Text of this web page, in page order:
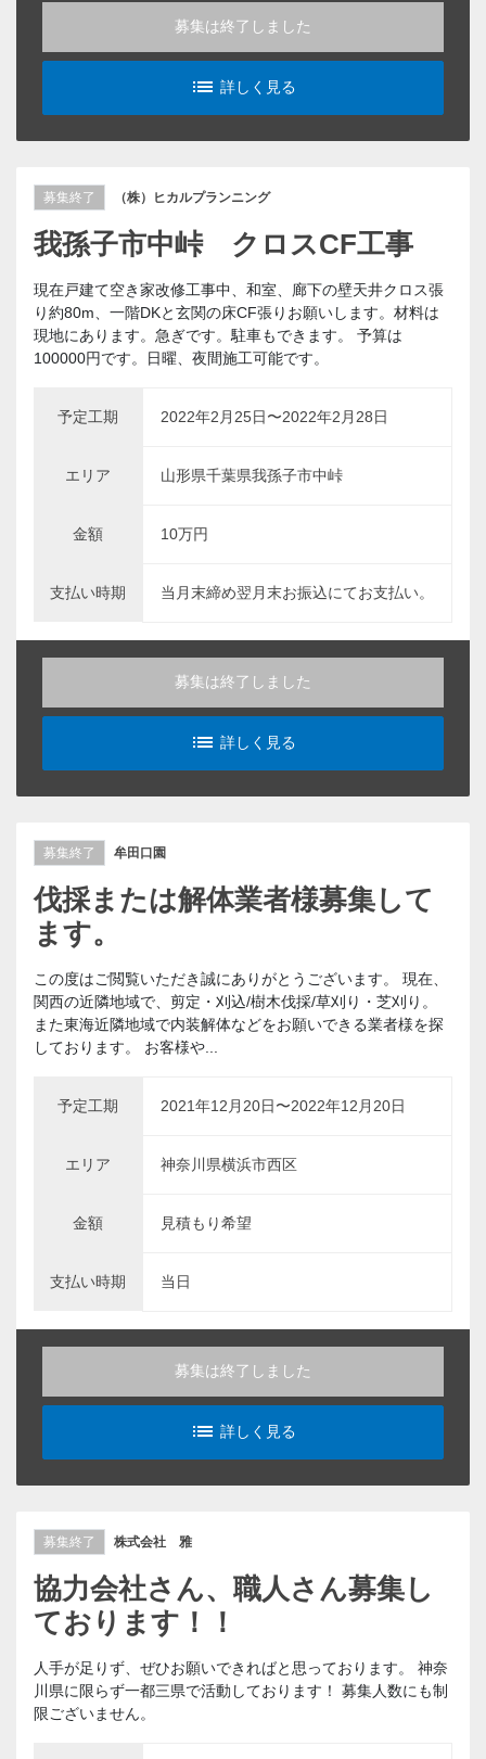
募集は終了しました
list_alt
詳しく見る
募集終了 （株）ヒカルプランニング
我孫子市中峠 クロスCF工事
現在戸建て空き家改修工事中、和室、廊下の壁天井クロス張
り約80m、一階DKと玄関の床CF張りお願いします。材料は
現地にあります。急ぎです。駐車もできます。 予算は
100000円です。日曜、夜間施工可能です。
予定工期 2022年2月25日〜2022年2月28日
エリア 山形県千葉県我孫子市中峠
金額 10万円
支払い時期 当月末締め翌月末お振込にてお支払い。
募集は終了しました
list_alt
詳しく見る
募集終了 牟田口園
伐採または解体業者様募集して
ます。
この度はご閲覧いただき誠にありがとうございます。 現在、
関西の近隣地域で、剪定・刈込/樹木伐採/草刈り・芝刈り。
また東海近隣地域で内装解体などをお願いできる業者様を探
しております。 お客様や...
予定工期 2021年12月20日〜2022年12月20日
エリア 神奈川県横浜市西区
金額 見積もり希望
支払い時期 当日
募集は終了しました
list_alt
詳しく見る
募集終了 株式会社 雅
協力会社さん、職人さん募集し
ております！！
人手が足りず、ぜひお願いできればと思っております。 神奈
川県に限らず一都三県で活動しております！ 募集人数にも制
限ございません。